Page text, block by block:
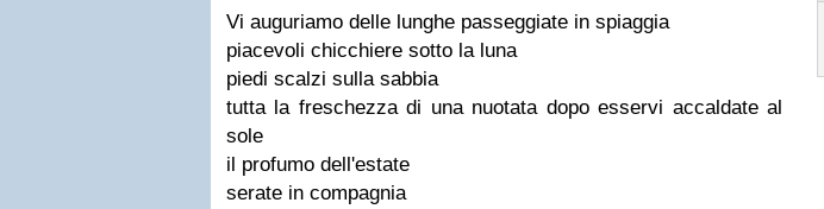
Vi auguriamo delle lunghe passeggiate in spiaggia
piacevoli chicchiere sotto la luna
piedi scalzi sulla sabbia
tutta la freschezza di una nuotata dopo esservi accaldate al
sole
il profumo dell'estate
serate in compagnia